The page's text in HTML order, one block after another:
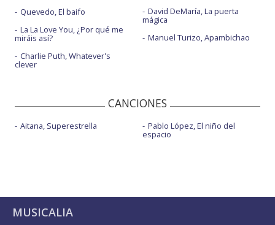
Quevedo, El baifo
La La Love You, ¿Por qué me
miráis así?
Charlie Puth, Whatever's
clever
David DeMaría, La puerta
mágica
Manuel Turizo, Apambichao
CANCIONES
Aitana, Superestrella Pablo López, El niño del
espacio
MUSICALIA